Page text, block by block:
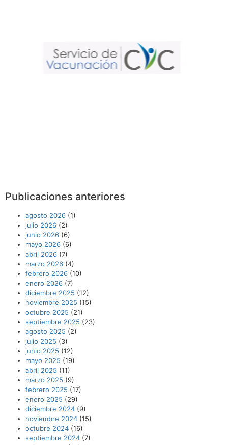
Publicaciones anteriores
agosto 2026 (1)
julio 2026 (2)
junio 2026 (6)
mayo 2026 (6)
abril 2026 (7)
marzo 2026 (4)
febrero 2026 (10)
enero 2026 (7)
diciembre 2025 (12)
noviembre 2025 (15)
octubre 2025 (21)
septiembre 2025 (23)
agosto 2025 (2)
julio 2025 (3)
junio 2025 (12)
mayo 2025 (19)
abril 2025 (11)
marzo 2025 (9)
febrero 2025 (17)
enero 2025 (29)
diciembre 2024 (9)
noviembre 2024 (15)
octubre 2024 (16)
septiembre 2024 (7)